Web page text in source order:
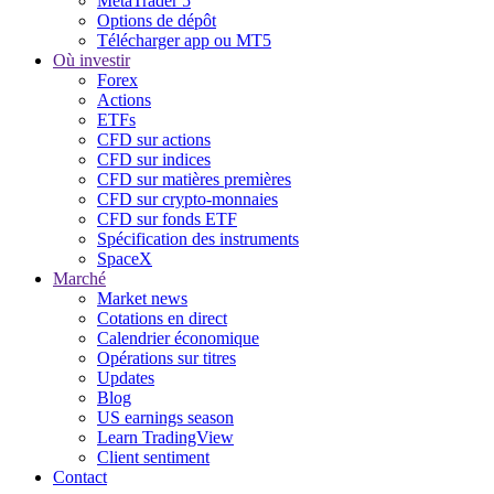
Options de dépôt
Télécharger app ou MT5
Où investir
Forex
Actions
ETFs
CFD sur actions
CFD sur indices
CFD sur matières premières
CFD sur crypto-monnaies
CFD sur fonds ETF
Spécification des instruments
SpaceX
Marché
Market news
Cotations en direct
Calendrier économique
Opérations sur titres
Updates
Blog
US earnings season
Learn TradingView
Client sentiment
Contact